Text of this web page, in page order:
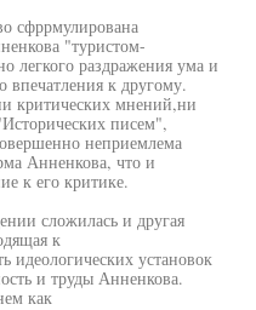
сфррмулирована
"туристом-
легкого раздражения ума и
впечатления к другому.
критических мнений,ни
писем",
неприемлема
Анненкова, что и
к его критике.
сложилась и другая
к
установок
и труды Анненкова.
как